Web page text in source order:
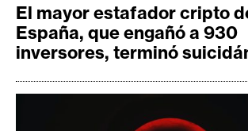
t
o
y
u
El mayor estafador cripto
España, que engañó a 930
inversores, terminó